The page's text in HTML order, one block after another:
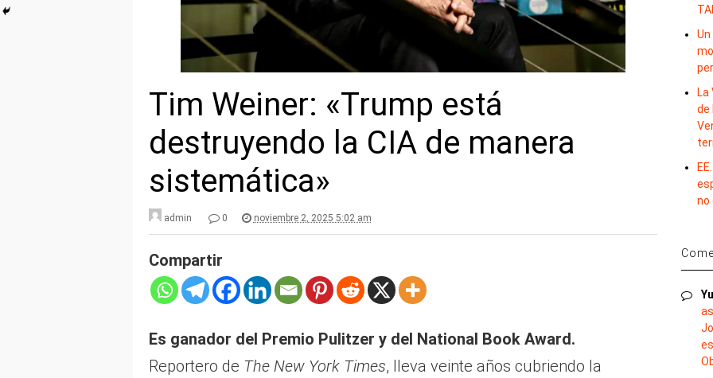
Tim Weiner: «Trump está
destruyendo la CIA de manera
sistemática»
admin 0 noviembre 2, 2025 5:02 am
Compartir
Es ganador del Premio Pulitzer y del National Book Award.
Reportero de The New York Times, lleva veinte años cubriendo la
La
de
no